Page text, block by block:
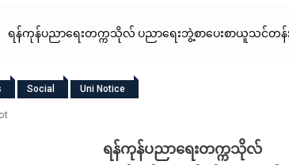
ရန်ကုန်ပညာရေးတက္ကသိုလ် ပညာရေးဘွဲ့စာပေးစာယူသင်တ
Social Uni Notice
ရန်ကုန်ပညာရေးတက္ကသိုလ်